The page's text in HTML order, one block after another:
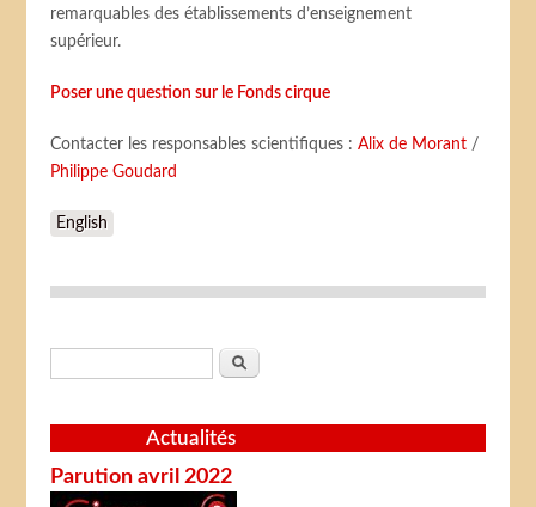
remarquables des établissements d’enseignement
supérieur.
Poser une question sur le Fonds cirque
Contacter les responsables scientifiques : Alix de Morant /
Philippe Goudard
English
Formulaire de recherche
Rechercher
Actualités
Parution avril 2022